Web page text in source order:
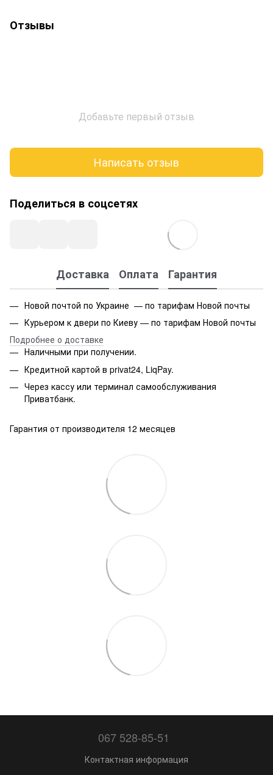
Отзывы
Добавьте первый отзыв
Написать отзыв
Поделиться в соцсетях
Доставка Оплата Гарантия
Новой почтой по Украине — по тарифам Новой почты
Курьером к двери по Киеву — по тарифам Новой почты
Подробнее о доставке
Наличными при получении.
Кредитной картой в privat24, LiqPay.
Через кассу или терминал самообслуживания
Приватбанк.
Гарантия от производителя 12 месяцев
067 528-85-51
Контактная информация